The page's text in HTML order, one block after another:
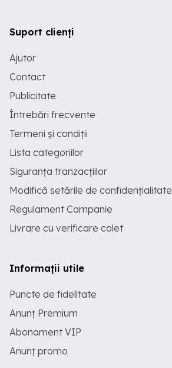
Suport clienți
Ajutor
Contact
Publicitate
Întrebări frecvente
Termeni și condiții
Lista categoriilor
Siguranța tranzacțiilor
Modifică setările de confidențialitate
Regulament Campanie
Livrare cu verificare colet
Informații utile
Puncte de fidelitate
Anunț Premium
Abonament VIP
Anunț promo